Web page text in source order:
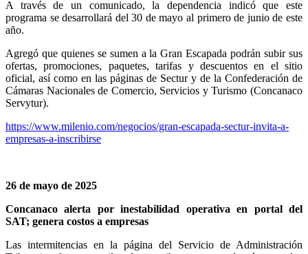
A través de un comunicado, la dependencia indicó que este
programa se desarrollará del 30 de mayo al primero de junio de este
año.
Agregó que quienes se sumen a la Gran Escapada podrán subir sus
ofertas, promociones, paquetes, tarifas y descuentos en el sitio
oficial, así como en las páginas de Sectur y de la Confederación de
Cámaras Nacionales de Comercio, Servicios y Turismo (Concanaco
Servytur).
https://www.milenio.com/negocios/gran-escapada-sectur-invita-a-
empresas-a-inscribirse
26 de mayo de 2025
Concanaco alerta por inestabilidad operativa en portal del
SAT; genera costos a empresas
Las intermitencias en la página del Servicio de Administración